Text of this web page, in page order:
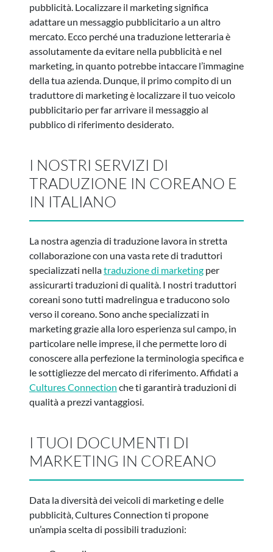
pubblicità. Localizzare il marketing significa
adattare un messaggio pubblicitario a un altro
mercato. Ecco perché una traduzione letteraria è
assolutamente da evitare nella pubblicità e nel
marketing, in quanto potrebbe intaccare l’immagine
della tua azienda. Dunque, il primo compito di un
traduttore di marketing è localizzare il tuo veicolo
pubblicitario per far arrivare il messaggio al
pubblico di riferimento desiderato.
I NOSTRI SERVIZI DI
TRADUZIONE IN COREANO E
IN ITALIANO
La nostra agenzia di traduzione lavora in stretta
collaborazione con una vasta rete di traduttori
specializzati nellatraduzione di marketing per
assicurarti traduzioni di qualità. I nostri traduttori
coreani sono tutti madrelingua e traducono solo
verso il coreano. Sono anche specializzati in
marketing grazie alla loro esperienza sul campo, in
particolare nelle imprese, il che permette loro di
conoscere alla perfezione la terminologia specifica e
le sottigliezze del mercato di riferimento. Affidati a
Cultures Connection che ti garantirà traduzioni di
qualità a prezzi vantaggiosi.
I TUOI DOCUMENTI DI
MARKETING IN COREANO
Data la diversità dei veicoli di marketing e delle
pubblicità, Cultures Connection ti propone
un’ampia scelta di possibili traduzioni: